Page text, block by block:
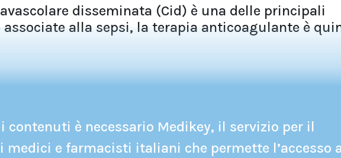
disseminata (Cid) è una delle principali
alla sepsi, la terapia anticoagulante è
contenuti è necessario Medikey, il servizio per il
medici e farmacisti italiani che permette l’accesso